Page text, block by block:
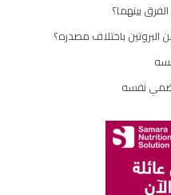
بينهما؟
باختلاف مصدره؟
نفسه